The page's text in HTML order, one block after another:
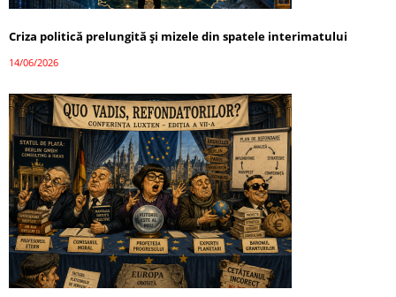
Criza politică prelungită și mizele din spatele interimatului
14/06/2026